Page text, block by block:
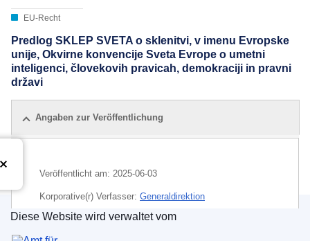
EU-Recht
Predlog SKLEP SVETA o sklenitvi, v imenu Evropske
unije, Okvirne konvencije Sveta Evrope o umetni
inteligenci, človekovih pravicah, demokraciji in pravni
državi
Angaben zur Veröffentlichung
Veröffentlicht am: 2025-06-03
Korporative(r) Verfasser: Generaldirektion
Kommunikationsnetze, Inhalte und Technologien
Amt für Veröffentlichungen der Europäischen
Diese Website wird verwaltet vom